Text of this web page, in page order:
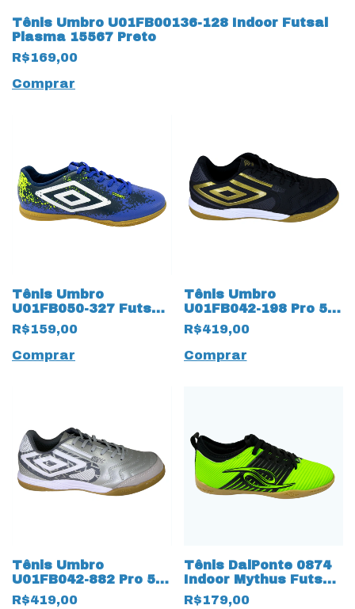
Tênis Umbro U01FB00136-128 Indoor Futsal
Plasma 15567 Preto
R$169,00
Comprar
Tênis Umbro
U01FB050-327 Futsal
Cosmic Azul
R$159,00
Comprar
Tênis Umbro
U01FB042-198 Pro 5
Bump Club 17997
Preto
R$419,00
Comprar
Tênis Umbro
U01FB042-882 Pro 5
Club 17971 Cinza
R$419,00
Tênis DalPonte 0874
Indoor Mythus Futsal
15810 Verde
R$179,00